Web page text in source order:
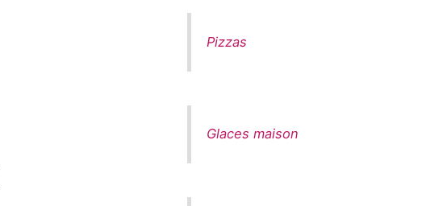
Pizzas
Glaces maison